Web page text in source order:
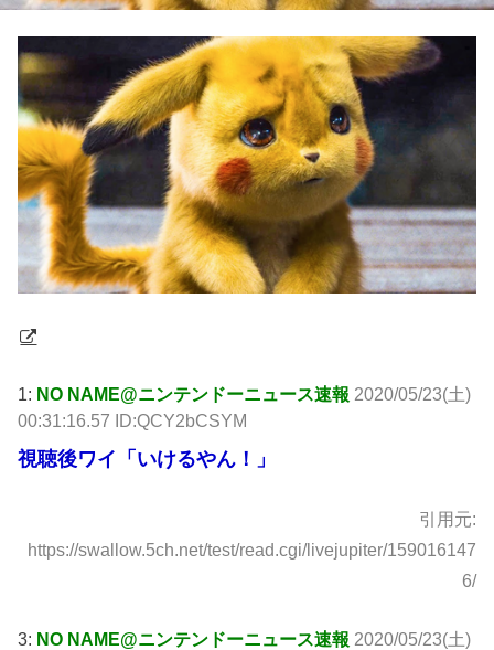
1: NO NAME@ニンテンドーニュース速報 2020/05/23(土)
00:31:16.57 ID:QCY2bCSYM
視聴後ワイ「いけるやん！」
引用元:
https://swallow.5ch.net/test/read.cgi/livejupiter/159016147
6/
3: NO NAME@ニンテンドーニュース速報 2020/05/23(土)